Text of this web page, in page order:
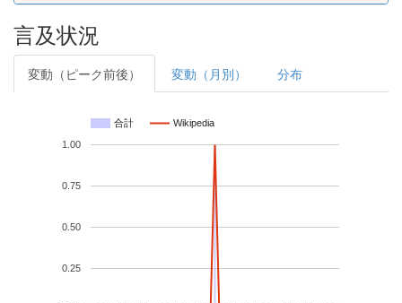
言及状況
変動（ピーク前後） 変動（月別） 分布
合計 Wikipedia
0.25
0.50
0.75
1.00